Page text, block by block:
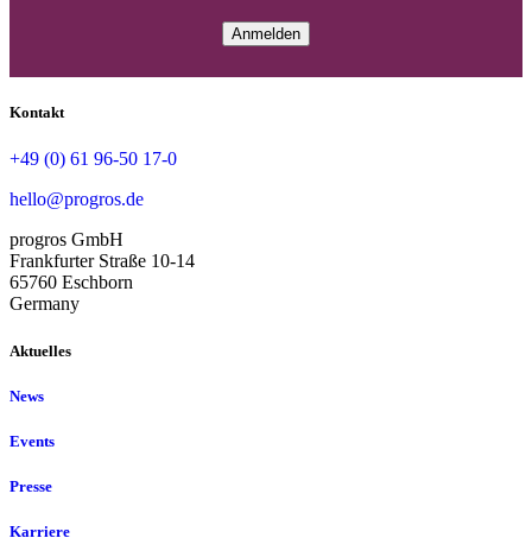
Kontakt
+49 (0) 61 96-50 17-0
hello@progros.de
progros GmbH
Frankfurter Straße 10-14
65760 Eschborn
Germany
Aktuelles
News
Events
Presse
Karriere